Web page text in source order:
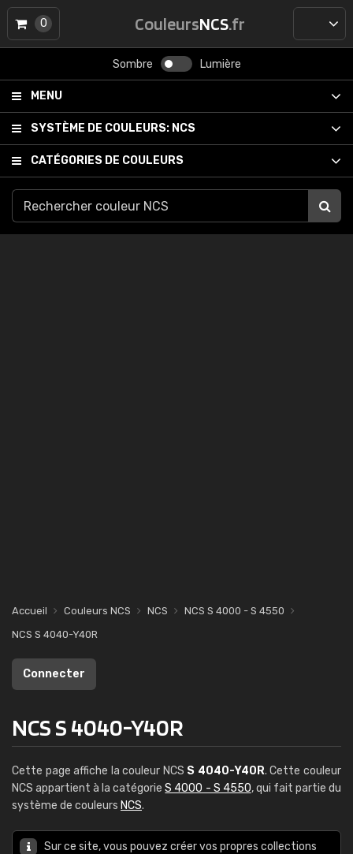
CouleursNCS.fr
Sombre Lumière
MENU
SYSTÈME DE COULEURS: NCS
CATÉGORIES DE COULEURS
0
Accueil Couleurs NCS NCS
NCS S 4000 - S 4550
NCS S 4040-Y40R
Connecter
NCS S 4040-Y40R
Cette page affiche la couleur NCS S 4040-Y40R. Cette couleur
NCS appartient à la catégorieS 4000 - S 4550, qui fait partie du
système de couleurs NCS.
Sur ce site, vous pouvez créer vos propres collections